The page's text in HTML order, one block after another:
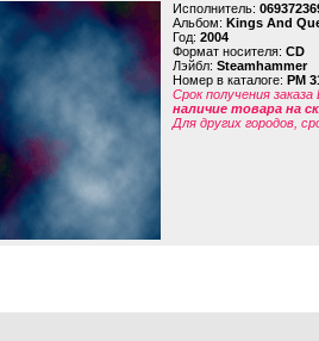
Исполнитель:
Альбом: Kings And
Год: 2004
Формат носителя: CD
Лэйбл: Steamhammer
Номер в каталоге: PM
Срок получения
наличие товара на
Для других городов,